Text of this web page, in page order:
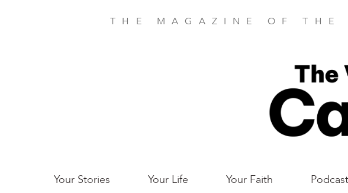
THE MAGAZINE OF THE
MainYour Stories Your Life Your Faith Podcast